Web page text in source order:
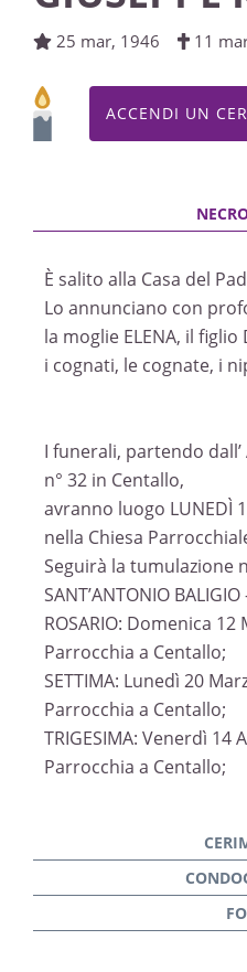
25 mar, 1946 11
ACCENDI UN
È salito alla Casa del
Lo annunciano con
la moglie ELENA, il figlio
i cognati, le cognate, i
I funerali, partendo
n° 32 in Centallo,
avranno luogo LUNEDÌ
nella Chiesa
Seguirà la tumulazione
SANT’ANTONIO
ROSARIO: Domenica
Parrocchia a Centallo;
SETTIMA: Lunedì 20
Parrocchia a Centallo;
TRIGESIMA: Venerdì 14
Parrocchia a Centallo;
Giovanni Battista
13/03/2023 15:00
ROSARIO
Centallo, Chiesa